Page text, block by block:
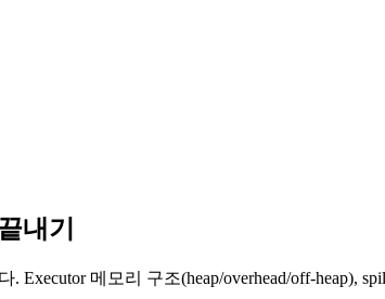
내기
메모리 구조(heap/overhead/off-heap),